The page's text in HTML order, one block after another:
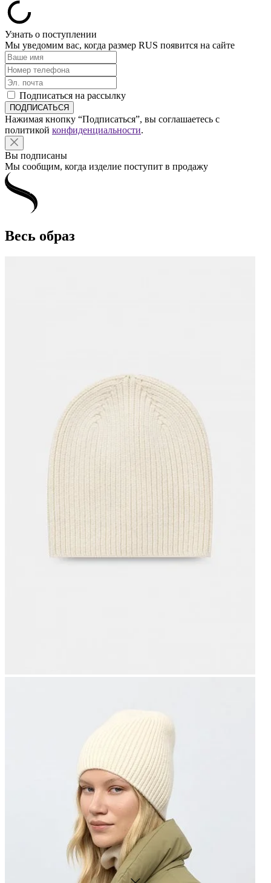
Узнать о поступлении
Мы уведомим вас, когда размер RUS появится на сайте
Подписаться на рассылку
Нажимая кнопку “Подписаться”, вы соглашаетесь с
политикой конфиденциальности.
Вы подписаны
Мы сообщим, когда изделие поступит в продажу
Весь образ